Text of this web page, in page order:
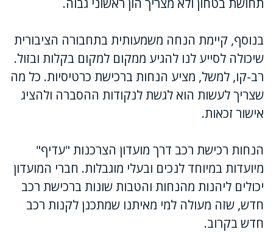
תחושת בטחון ולא מצריך הון ראשוני גבוה.
בנוסף, קיימת הנחה משמעותית בתחבורה הציבורית
שיכולה לסייע לנו להגיע ממקום למקום בקלות ובזול.
רב-קו, למשל, מציע הנחות ברכישת כרטיסיות. כל מה
שצריך לעשות הוא לגשת לנקודות ההסברה ולהציג
אישור זכאות.
הנחות רכישת רכב דרך מועדון הצרכנות "עדיף"
מיועדות במיוחד לנכים ובעלי מוגבלות. חברי המועדון
יכולים ליהנות מהנחות והטבות שונות ברכישת רכב
חדש, שזה מעולה למי מאיתנו שמתכנן לקנות רכב
חדש בקרוב.